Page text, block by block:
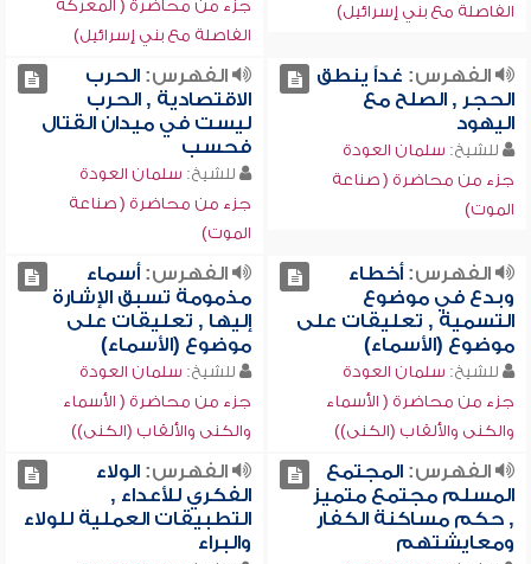
الفاصلة مع بني إسرائيل)
جزء من محاضرة ( المعركة
الفاصلة مع بني إسرائيل)
الفهرس: غداً ينطق
الحجر , الصلح مع
اليهود
للشيخ: سلمان العودة
جزء من محاضرة ( صناعة
الموت)
الفهرس:الحرب
الاقتصادية , الحرب
ليست في ميدان القتال
فحسب
للشيخ: سلمان العودة
جزء من محاضرة ( صناعة
الموت)
الفهرس:أخطاء
وبدع في موضوع
التسمية , تعليقات على
موضوع (الأسماء)
للشيخ: سلمان العودة
جزء من محاضرة ( الأسماء
والكنى والألقاب (الكنى))
الفهرس:أسماء
مذمومة تسبق الإشارة
إليها , تعليقات على
موضوع (الأسماء)
للشيخ: سلمان العودة
جزء من محاضرة ( الأسماء
والكنى والألقاب (الكنى))
الفهرس:المجتمع
المسلم مجتمع متميز
, حكم مساكنة الكفار
ومعايشتهم
الفهرس:الولاء
الفكري للأعداء ,
التطبيقات العملية للولاء
والبراء